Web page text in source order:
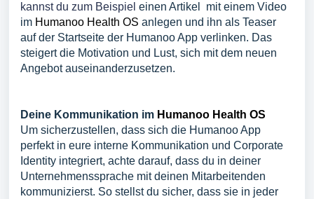
kannst du zum Beispiel einen Artike
mit einem Video
im Humanoo Health OS anlegen und ihn als Teaser
auf der Startseite der HumanooApp verlinken. Das
steigert die Motivation und Lust, sich mit dem neuen
Angebot auseinanderzusetzen.
Deine Kommunikation im Humanoo Health OS
Um sicherzustellen, dass sich die HumanooApp
perfekt in eure interne Kommunikation und Corporate
Identity integriert, achte darauf, dass du in deiner
Unternehmenssprache mit deinen Mitarbeitenden
kommunizierst. So stellst du sicher, dass sie in jeder